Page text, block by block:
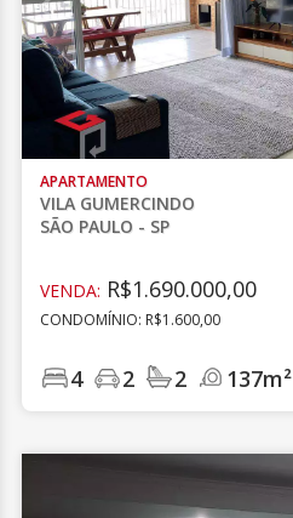
APARTAMENTO
VILA GUMERCINDO
SÃO PAULO - SP
VENDA: R$1.690.000,00
CONDOMÍNIO: R$1.600,00
4 2 2 137m²